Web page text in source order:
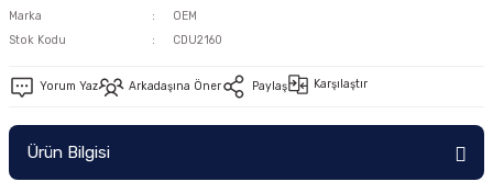
Marka
OEM
Stok Kodu
CDU2160
Yorum Yaz Arkadaşına Öner Paylaş Karşılaştır
Ürün Bilgisi